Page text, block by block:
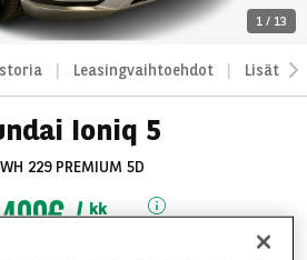
1 / 13
Leasingvaihtoehdot
Ioniq 5
229 PREMIUM 5D
499€
kk